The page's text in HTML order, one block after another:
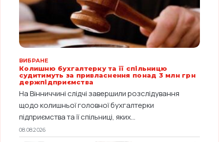
ВИБРАНЕ
Колишню бухгалтерку та її спільницю
судитимуть за привласнення понад 3 млн грн
держпідприємства
На Вінниччині слідчі завершили розслідування
щодо колишньої головної бухгалтерки
підприємства та її спільниці, яких...
08.08.2026